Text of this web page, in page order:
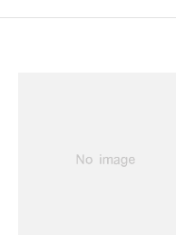
カフスを探す